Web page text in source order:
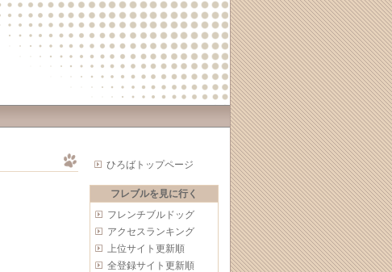
ひろばトップページ
フレブルを見に行く
フレンチブルドッグ
アクセスランキング
上位サイト更新順
全登録サイト更新順